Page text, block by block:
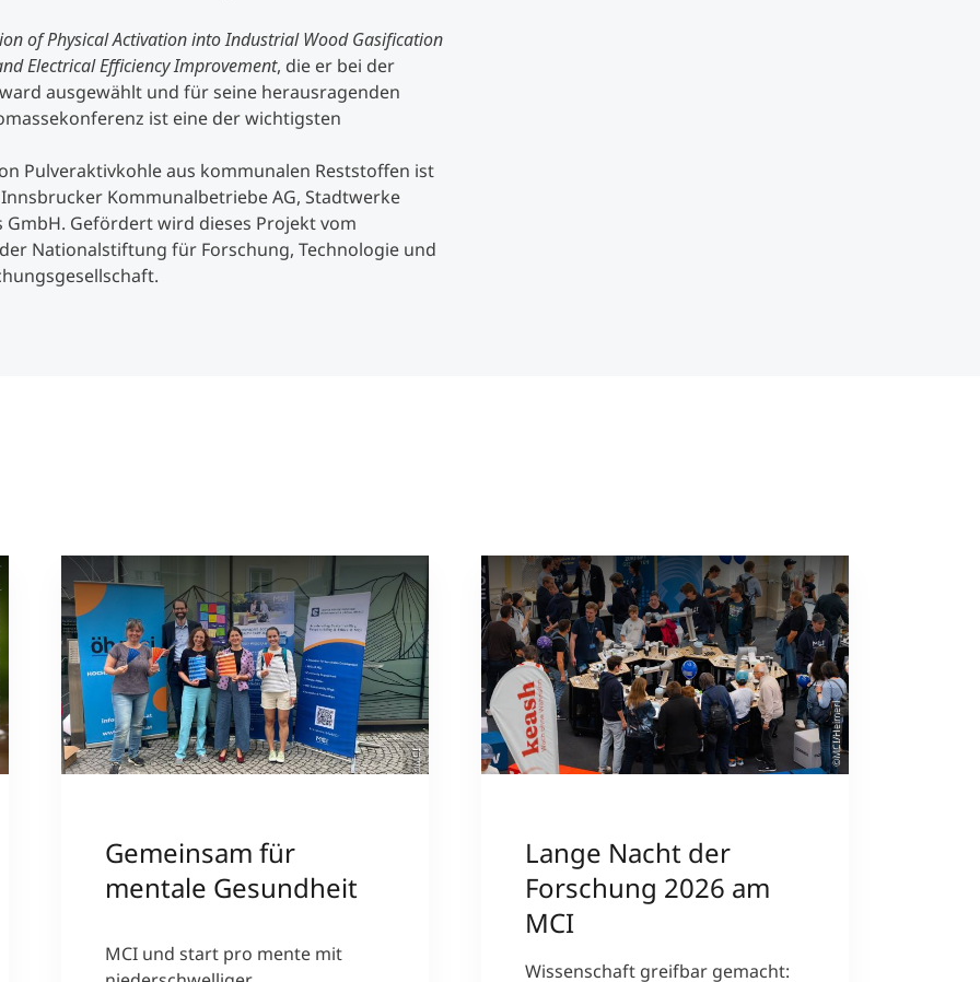
of Physical Activation into Industrial Wood Gasification
Electrical Efficiency Improvement, die er bei der
ausgewählt und für seine herausragenden
ist eine der wichtigsten
Pulveraktivkohle aus kommunalen Reststoffen ist
Kommunalbetriebe AG, Stadtwerke
Gefördert wird dieses Projekt vom
Nationalstiftung für Forschung, Technologie und
©MCI
Gemeinsam für
mentale Gesundheit
MCI und start pro mente mit
©MCI/Heimerl
Lange Nacht der
Forschung 2026 am
MCI
Wissenschaft greifbar gemacht: